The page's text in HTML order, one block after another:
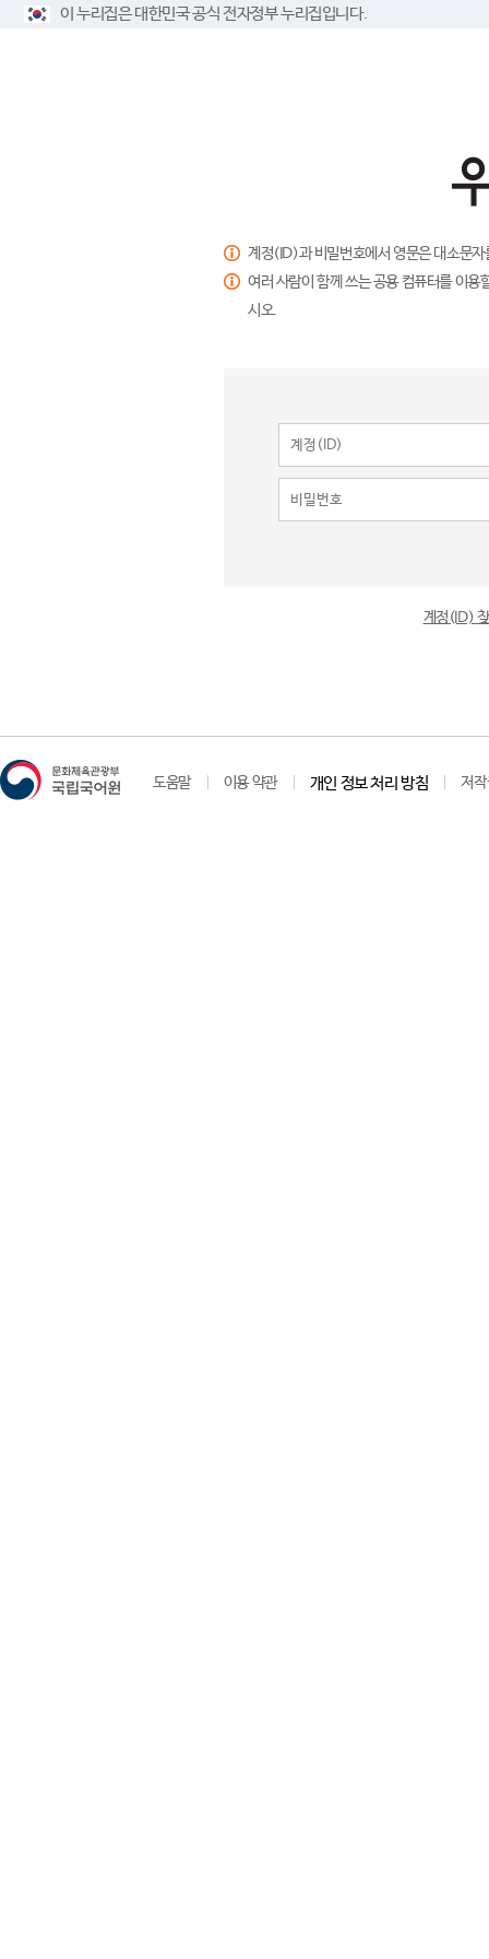
이 누리집은 대한민국 공식 전자정부 누리집입니다.
계정(ID)과 비밀번호에서 영문은 대소문
여러 사람이 함께 쓰는 공용 컴퓨터를 이
시오.
계정(ID)
도움말 이용 약관 개인 정보 처리 방침 저